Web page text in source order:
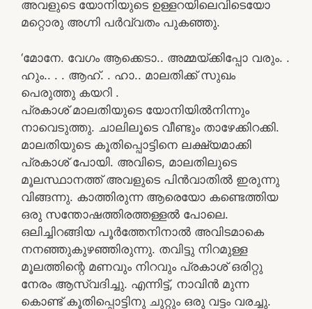
അവളുടെ യോനിയുടെ ഉള്ളറയിലെവിടെയോ
മറ്റൊരു അഗ്നി പർവ്വതം പുകഞ്ഞു.
‘മോനേ. വേഗം ആക്കെടാ.. അമ്മയ്ക്കിപ്പോ വരും. .
ഹും.. . . ആഹ്. . ഹാ.. മാലതിക്ക് സുഖം
പെരുത്തു കയറി .
പ്രകാശ് മാലതിയുടെ യോനിയിൽനിന്നും
നാവെടുത്തു. ചാലിലൂടെ വീണ്ടും താഴേക്കിറക്കി.
മാലതിയുടെ കൂതിപ്പൊട്ടിനെ ലക്ഷ്യമാക്കി
പ്രകാശ് പോയി. അവിടെ, മാലതിലുടെ
മൂലസ്ഥാനത്ത് അവളുടെ പിൻവാതിൽ ഇരുന്നു
വിങ്ങന്നു. കാത്തിരുന്ന ആരെയോ കണ്ടെത്തിയ
ഒരു സന്തോഷത്തിരത്തള്ളൽ പോലെ.
ഒലിച്ചിറങ്ങിയ പൂർത്തേനിനാൽ അവിടമാകെ
നനഞ്ഞുകുഴഞ്ഞിരുന്നു. തവിട്ടു നിറമുള്ള
മൂലത്തിന്റെ മണവും നിറവും പ്രകാശ് ഒരിറ്റു
നേരം ആസ്വദിച്ചു. എന്നിട്ട്, നാവിൻ മുന്ന
കൊണ്ട് കൂതിപ്പൊട്ടിനു ചുറ്റും ഒരു വട്ടം വരച്ചു.